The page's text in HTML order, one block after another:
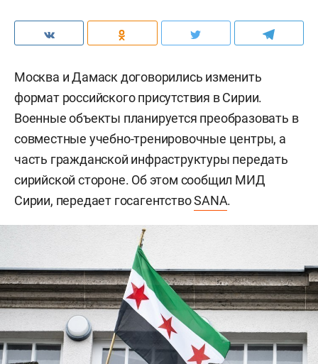
Москва и Дамаск договорились изменить
формат российского присутствия в Сирии.
Военные объекты планируется преобразовать в
совместные учебно-тренировочные центры, а
часть гражданской инфраструктуры передать
сирийской стороне. Об этом сообщил МИД
Сирии, передает госагентствоSANA.